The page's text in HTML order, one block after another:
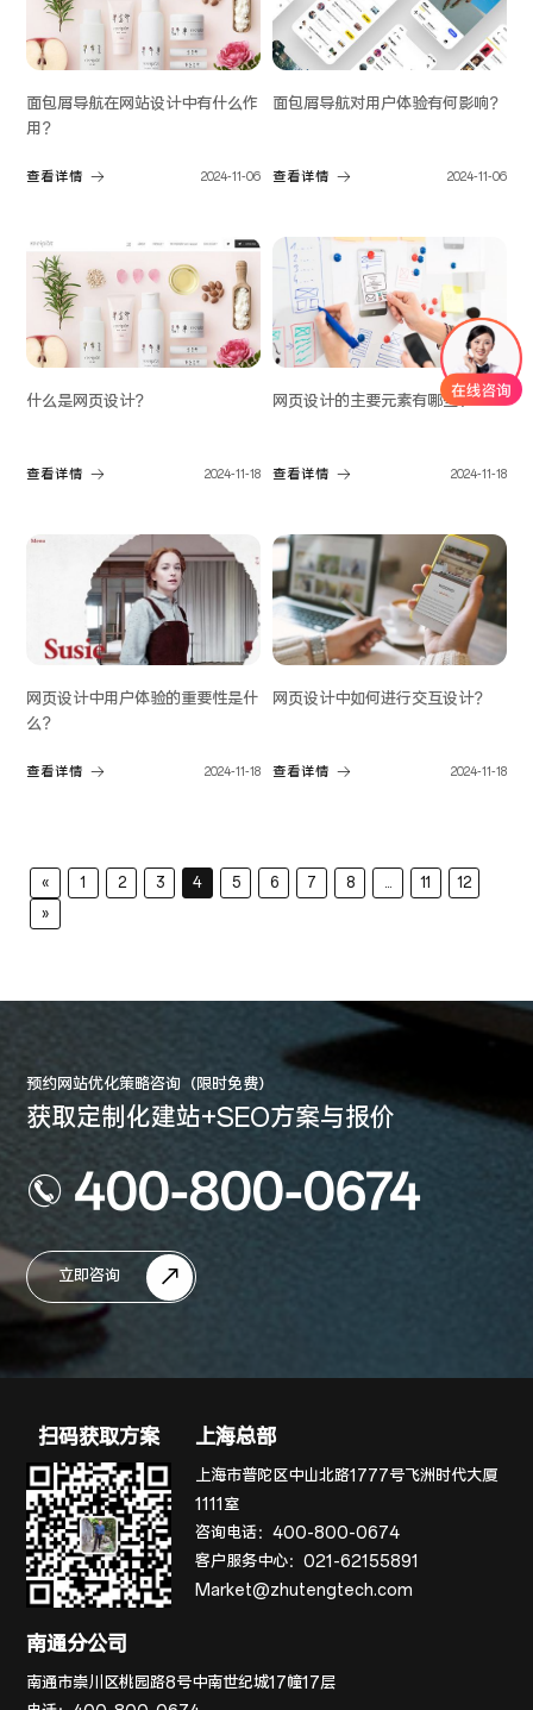
面包屑导航在网站设计中有什么作
用？
查看详情 2024-11-06
面包屑导航对用户体验有何影响？
查看详情 2024-11-06
什么是网页设计？
查看详情 2024-11-18
网页设计的主要元素有哪些？
查看详情 2024-11-18
网页设计中用户体验的重要性是什
么？
查看详情 2024-11-18
网页设计中如何进行交互设计？
查看详情 2024-11-18
« 1 2 3 4 5 6 7 8 ... 11
12
»
预约网站优化策略咨询（限时免费）
获取定制化建站+SEO方案与报价
400-800-0674
立即咨询
扫码获取方案 上海总部
上海市普陀区中山北路1777号飞洲时代大厦
1111室
咨询电话：400-800-0674
客户服务中心：021-62155891
Market@zhutengtech.com
南通分公司
南通市崇川区桃园路8号中南世纪城17幢17层